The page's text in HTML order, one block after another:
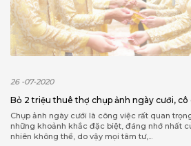
26 -07-2020
Bỏ 2 triệu thuê thợ chụp ảnh ngày cưới, cô
Chụp ảnh ngày cưới là công việc rất quan
những khoảnh khắc đặc biệt, đáng nhớ nhất
nhiên không thể, do vậy mọi tâm tư,...